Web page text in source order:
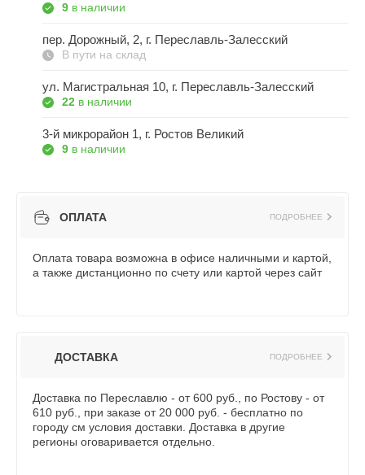
9 в наличии
пер. Дорожный, 2, г. Переславль-Залесский
В пути на склад
ул. Магистральная 10, г. Переславль-Залесский
22 в наличии
3-й микрорайон 1, г. Ростов Великий
9 в наличии
ОПЛАТА ПОДРОБНЕЕ
Оплата товара возможна в офисе наличными и картой,
а также дистанционно по счету или картой через сайт
ДОСТАВКА ПОДРОБНЕЕ
Доставка по Переславлю - от 600 руб., по Ростову - от
610 руб., при заказе от 20 000 руб. - бесплатно по
городу см условия доставки. Доставка в другие
регионы оговаривается отдельно.